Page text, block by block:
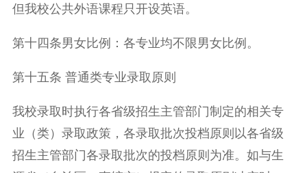
但我校公共外语课程只开设英语。
第十四条男女比例：各专业均不限男女比例。
第十五条 普通类专业录取原则
我校录取时执行各省级招生主管部门制定的相关专
业（类）录取政策，各录取批次投档原则以各省级
招生主管部门各录取批次的投档原则为准。如与生